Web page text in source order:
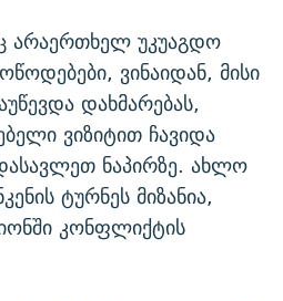
არაერთხელ უკუაგდო
ვინაიდან, მისი
დახმარებას,
ვიზიტით ჩავიდა
ნაპირზე. ახლო
ტურნეს მიზანია,
კონფლიქტის